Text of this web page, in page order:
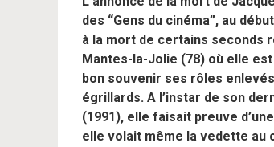
des “Gens du cinéma”, au
à la mort de certains seconds
Mantes-la-Jolie (78) où elle
bon souvenir ses rôles
égrillards. A l’instar de son
(1991), elle faisait preuve
elle volait même la vedette au